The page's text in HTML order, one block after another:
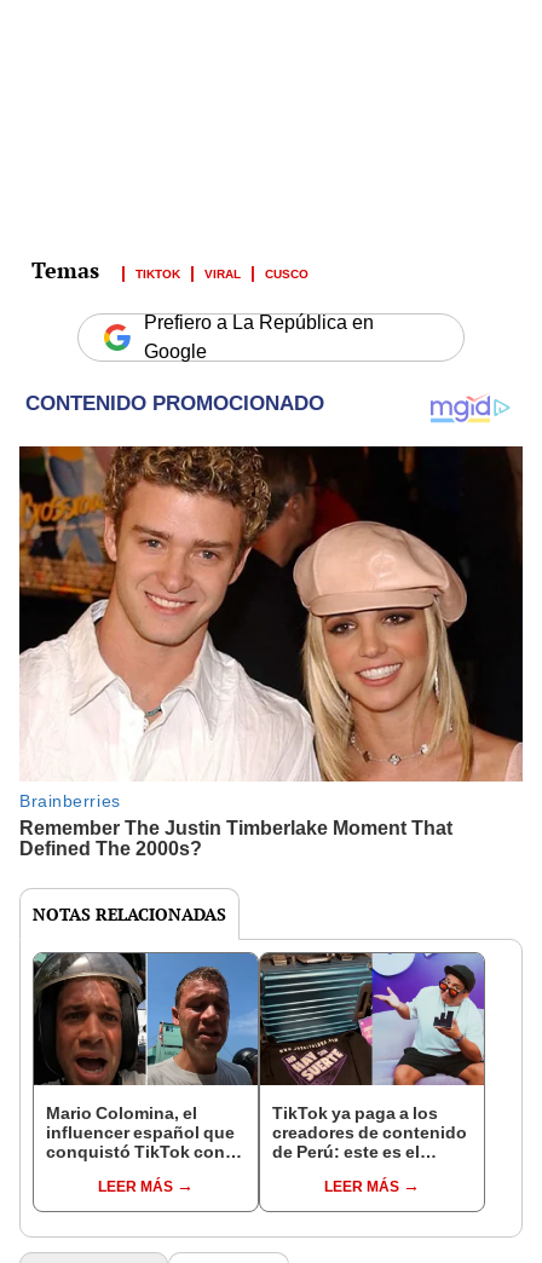
TIKTOK VIRAL CUSCO
Prefiero a La República en
Google
NOTAS RELACIONADAS
Mario Colomina, el
influencer español que
conquistó TikTok con
"Mi amor nació por la
gastronomía"
LEER MÁS
TikTok ya paga a los
creadores de contenido
de Perú: este es el
llegar a cobrar por 1.000
vistas
LEER MÁS